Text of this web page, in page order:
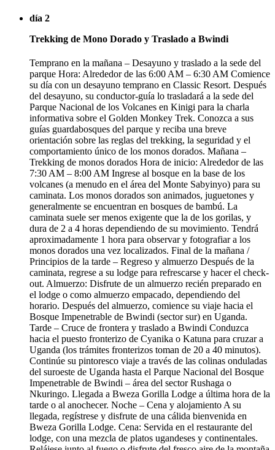
día 2
Trekking de Mono Dorado y Traslado a Bwindi
Temprano en la mañana – Desayuno y traslado a la sede del
parque Hora: Alrededor de las 6:00 AM – 6:30 AM Comience
su día con un desayuno temprano en Classic Resort. Después
del desayuno, su conductor-guía lo trasladará a la sede del
Parque Nacional de los Volcanes en Kinigi para la charla
informativa sobre el Golden Monkey Trek. Conozca a sus
guías guardabosques del parque y reciba una breve
orientación sobre las reglas del trekking, la seguridad y el
comportamiento único de los monos dorados. Mañana –
Trekking de monos dorados Hora de inicio: Alrededor de las
7:30 AM – 8:00 AM Ingrese al bosque en la base de los
volcanes (a menudo en el área del Monte Sabyinyo) para su
caminata. Los monos dorados son animados, juguetones y
generalmente se encuentran en bosques de bambú. La
caminata suele ser menos exigente que la de los gorilas, y
dura de 2 a 4 horas dependiendo de su movimiento. Tendrá
aproximadamente 1 hora para observar y fotografiar a los
monos dorados una vez localizados. Final de la mañana /
Principios de la tarde – Regreso y almuerzo Después de la
caminata, regrese a su lodge para refrescarse y hacer el check-
out. Almuerzo: Disfrute de un almuerzo recién preparado en
el lodge o como almuerzo empacado, dependiendo del
horario. Después del almuerzo, comience su viaje hacia el
Bosque Impenetrable de Bwindi (sector sur) en Uganda.
Tarde – Cruce de frontera y traslado a Bwindi Conduzca
hacia el puesto fronterizo de Cyanika o Katuna para cruzar a
Uganda (los trámites fronterizos toman de 20 a 40 minutos).
Continúe su pintoresco viaje a través de las colinas onduladas
del suroeste de Uganda hasta el Parque Nacional del Bosque
Impenetrable de Bwindi – área del sector Rushaga o
Nkuringo. Llegada a Bweza Gorilla Lodge a última hora de la
tarde o al anochecer. Noche – Cena y alojamiento A su
llegada, regístrese y disfrute de una cálida bienvenida en
Bweza Gorilla Lodge. Cena: Servida en el restaurante del
lodge, con una mezcla de platos ugandeses y continentales.